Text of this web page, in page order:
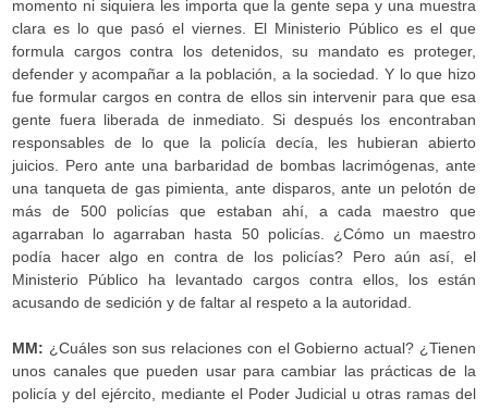
momento ni siquiera les importa que la gente sepa y una muestra
clara es lo que pasó el viernes. El Ministerio Público es el que
formula cargos contra los detenidos, su mandato es proteger,
defender y acompañar a la población, a la sociedad. Y lo que hizo
fue formular cargos en contra de ellos sin intervenir para que esa
gente fuera liberada de inmediato. Si después los encontraban
responsables de lo que la policía decía, les hubieran abierto
juicios. Pero ante una barbaridad de bombas lacrimógenas, ante
una tanqueta de gas pimienta, ante disparos, ante un pelotón de
más de 500 policías que estaban ahí, a cada maestro que
agarraban lo agarraban hasta 50 policías. ¿Cómo un maestro
podía hacer algo en contra de los policías? Pero aún así, el
Ministerio Público ha levantado cargos contra ellos, los están
acusando de sedición y de faltar al respeto a la autoridad.
MM: ¿Cuáles son sus relaciones con el Gobierno actual? ¿Tienen
unos canales que pueden usar para cambiar las prácticas de la
policía y del ejército, mediante el Poder Judicial u otras ramas del